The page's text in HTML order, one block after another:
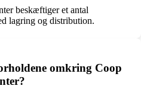
beskæftiger et antal
lagring og distribution.
omkring Coop